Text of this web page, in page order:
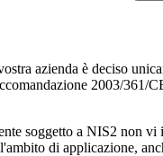
azienda è deciso
2003/361/
soggetto a NIS2 non
di applicazione,